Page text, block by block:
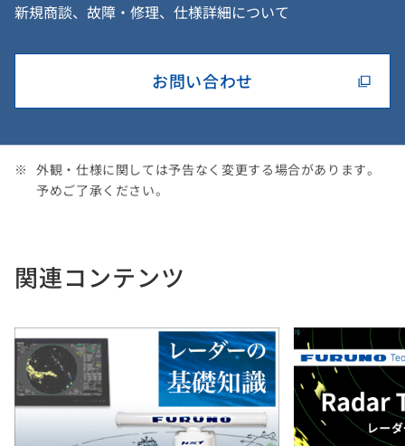
新規商談、故障・修理、仕様詳細について
お問い合わせ
外観・仕様に関しては予告なく変更する場合があります。
予めご了承ください。
関連コンテンツ